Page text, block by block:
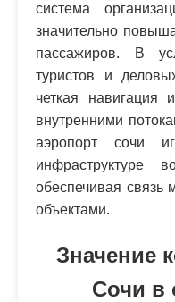
система
значительно
пассажиров. В
туристов и
четкая навигация
внутренними
аэропорт сочи
инфраструктуре
обеспечивая связь
объектами.
Значение
Сочи в